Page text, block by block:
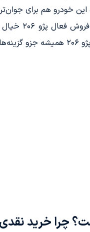
خودرو هم برای
از طرف
نقدی پژو ۲۰۶